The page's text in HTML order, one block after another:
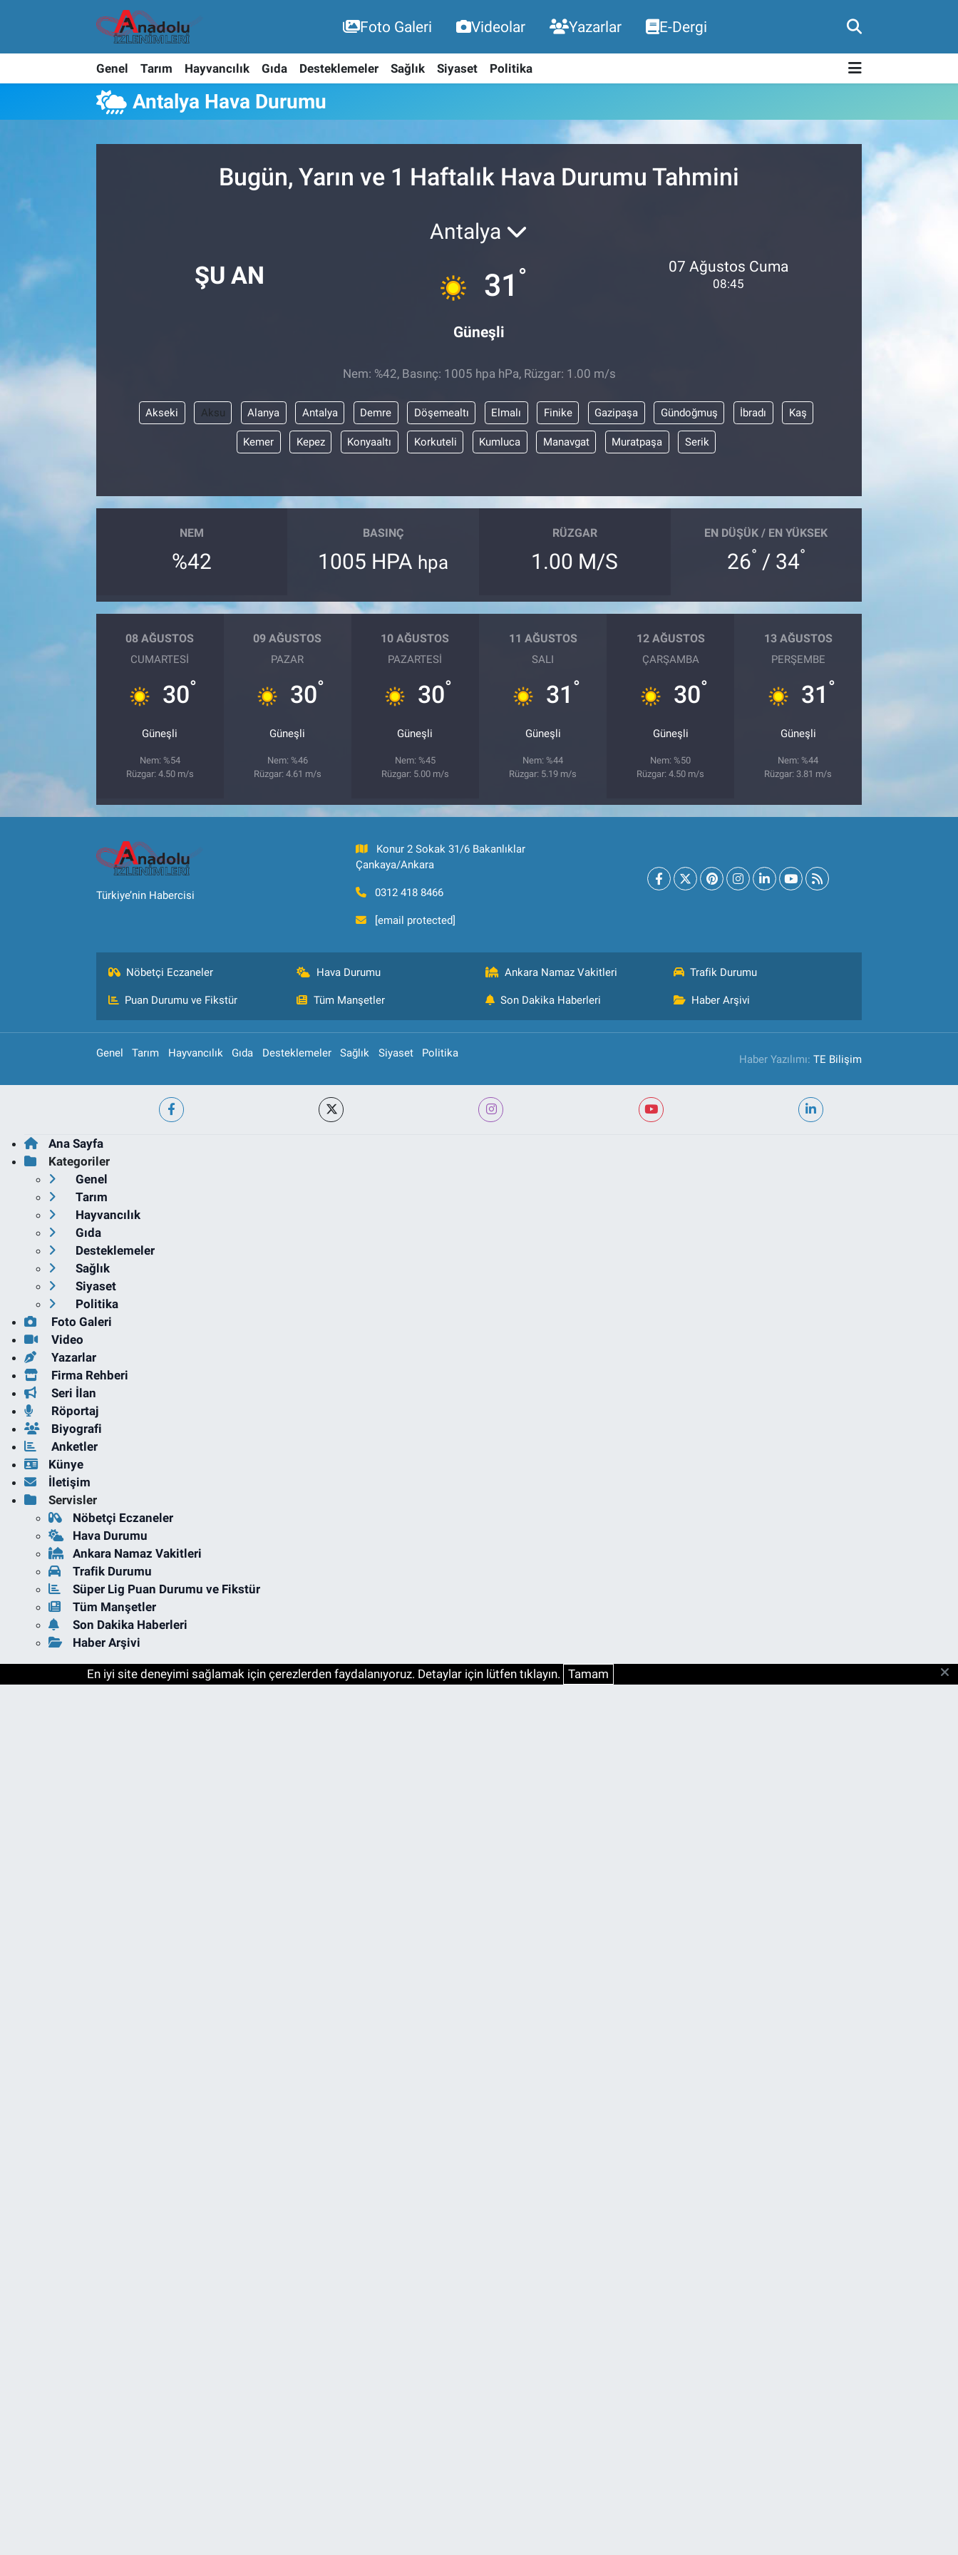
Foto Galeri Videolar Yazarlar E-Dergi
Genel Tarım Hayvancılık Gıda Desteklemeler Sağlık Siyaset Politika
Antalya Hava Durumu
Bugün, Yarın ve 1 Haftalık Hava Durumu Tahmini
ŞU AN
Antalya
31 °
Güneşli
07 Ağustos Cuma
08:45
Nem: %42, Basınç: 1005 hpa hPa, Rüzgar: 1.00 m/s
Akseki Aksu Alanya Antalya Demre Döşemealtı Elmalı Finike Gazipaşa Gündoğmuş İbradı Kaş
Kemer Kepez Konyaaltı Korkuteli Kumluca Manavgat Muratpaşa Serik
NEM
%42
BASINÇ
1005 HPA hpa
RÜZGAR
1.00 M/S
EN DÜŞÜK / EN YÜKSEK
26° / 34°
08 AĞUSTOS
CUMARTESI
30°
Güneşli
Nem: %54
Rüzgar: 4.50 m/s
09 AĞUSTOS
PAZAR
30°
Güneşli
Nem: %46
Rüzgar: 4.61 m/s
10 AĞUSTOS
PAZARTESI
30°
Güneşli
Nem: %45
Rüzgar: 5.00 m/s
11 AĞUSTOS
SALI
31 °
Güneşli
Nem: %44
Rüzgar: 5.19 m/s
12 AĞUSTOS
ÇARŞAMBA
30°
Güneşli
Nem: %50
Rüzgar: 4.50 m/s
13 AĞUSTOS
PERŞEMBE
31 °
Güneşli
Nem: %44
Rüzgar: 3.81 m/s
Türkiye’nin Habercisi
Konur 2 Sokak 31/6 Bakanlıklar
Çankaya/Ankara
0312 418 8466
[email protected]
Nöbetçi Eczaneler Hava Durumu Ankara Namaz Vakitleri Trafik Durumu
Puan Durumu ve Fikstür Tüm Manşetler Son Dakika Haberleri Haber Arşivi
Genel Tarım Hayvancılık Gıda Desteklemeler Sağlık Siyaset Politika Haber Yazılımı:TE Bilişim
Ana Sayfa
Kategoriler
Genel
Tarım
Hayvancılık
Gıda
Desteklemeler
Sağlık
Siyaset
Politika
Foto Galeri
Video
Yazarlar
Firma Rehberi
Seri İlan
Röportaj
Biyografi
Anketler
Künye
İletişim
Servisler
Nöbetçi Eczaneler
Hava Durumu
Ankara Namaz Vakitleri
Trafik Durumu
Süper Lig Puan Durumu ve Fikstür
Tüm Manşetler
Son Dakika Haberleri
Haber Arşivi
En iyi site deneyimi sağlamak için çerezlerden faydalanıyoruz. Detaylar için lütfen tıklayın. Tamam